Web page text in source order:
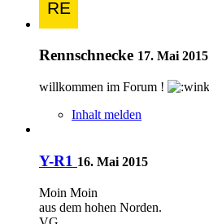
Rennschnecke 17. Mai 2015
willkommen im Forum !
Inhalt melden
Y-R1 16. Mai 2015
Moin Moin
aus dem hohen Norden.